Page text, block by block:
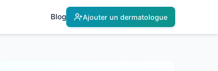
Blog Ajouter un dermatologue